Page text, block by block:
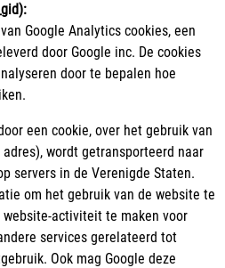
Google Analytics cookies, een
door Google inc. De cookies
door te bepalen hoe
een cookie, over het gebruik van
wordt getransporteerd naar
servers in de Verenigde Staten.
om het gebruik van de website te
activiteit te maken voor
services gerelateerd tot
Ook mag Google deze